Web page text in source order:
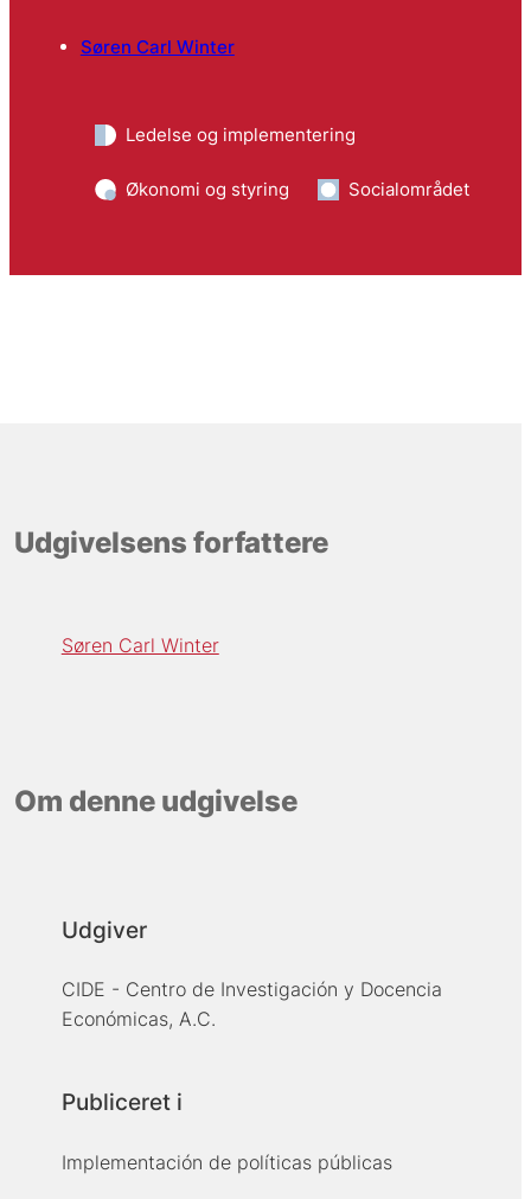
Søren Carl Winter
Ledelse og implementering
Økonomi og styring Socialområdet
Udgivelsens forfattere
Søren Carl Winter
Om denne udgivelse
Udgiver
CIDE - Centro de Investigación y Docencia
Económicas, A.C.
Publiceret i
Implementación de políticas públicas